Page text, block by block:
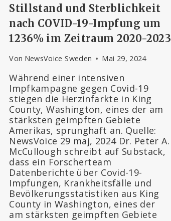
Stillstand und Sterblichkeit
nach COVID-19-Impfung um
1236% im Zeitraum 2020-2023
Von NewsVoice Sweden Mai 29, 2024
Während einer intensiven
Impfkampagne gegen Covid-19
stiegen die Herzinfarkte in King
County, Washington, eines der am
stärksten geimpften Gebiete
Amerikas, sprunghaft an. Quelle:
NewsVoice 29 maj, 2024 Dr. Peter A.
McCullough schreibt auf Substack,
dass ein Forscherteam
Datenberichte über Covid-19-
Impfungen, Krankheitsfälle und
Bevölkerungsstatistiken aus King
County in Washington, eines der
am stärksten geimpften Gebiete